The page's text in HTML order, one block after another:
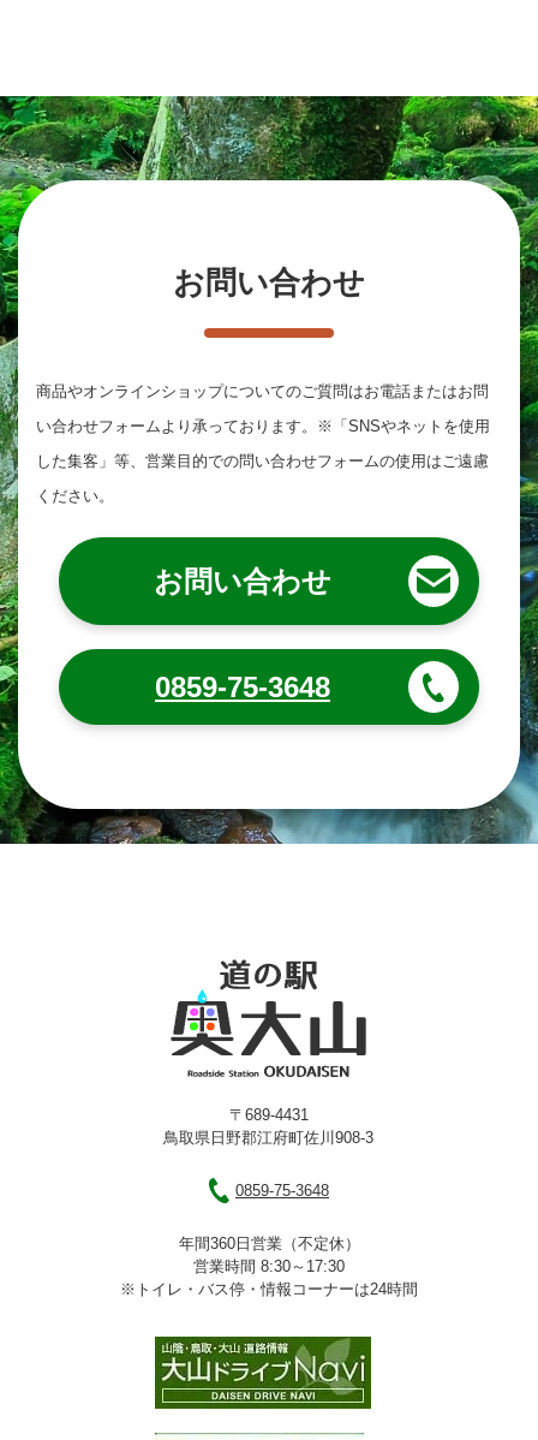
お問い合わせ
商品やオンラインショップについてのご質問はお電話またはお問
い合わせフォームより承っております。 ※「SNSやネットを使用
した集客」等、営業目的での問い合わせフォームの使用はご遠慮
ください。
お問い合わせ
0859-75-3648
〒689-4431
鳥取県日野郡江府町佐川908-3
0859-75-3648
年間360日営業（不定休）
営業時間 8:30～17:30
※トイレ・バス停・情報コーナーは24時間